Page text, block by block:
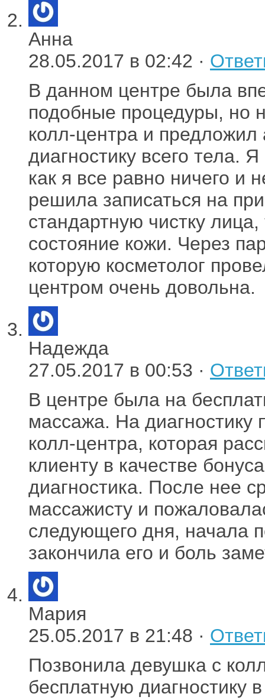
Анна
28.05.2017 в 02:42 ·
В данном центре была
подобные процедуры, но
колл-центра и
диагностику всего тела.
как я все равно ничего и
решила записаться на
стандартную чистку
состояние кожи. Через
которую косметолог
центром очень довольна.
Надежда
27.05.2017 в 00:53 ·
В центре была на
массажа. На
колл-центра, которая
клиенту в качестве
диагностика. После нее
массажисту и
следующего дня, начала
закончила его и боль
Мария
25.05.2017 в 21:48 ·
Позвонила девушка с
бесплатную диагностику